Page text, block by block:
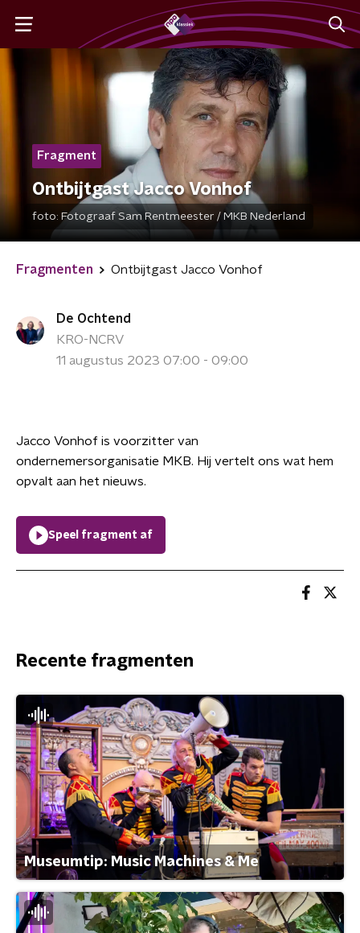
Fragment
Ontbijtgast Jacco Vonhof
foto: Fotograaf Sam Rentmeester / MKB Nederland
Fragmenten Ontbijtgast Jacco Vonhof
De Ochtend
KRO-NCRV
11 augustus 2023 07:00 - 09:00
Jacco Vonhof is voorzitter van
ondernemersorganisatie MKB. Hij vertelt ons wat hem
opvalt aan het nieuws.
Speel fragment af
Recente fragmenten
Museumtip: Music Machines & Me